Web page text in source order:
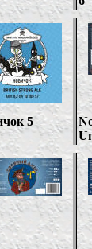
5